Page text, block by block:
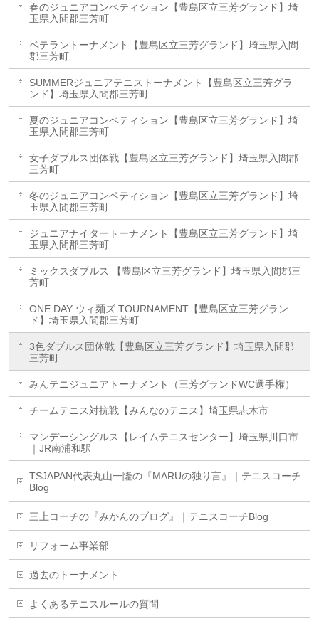
春のジュニアコンペティション【豊島区立三芳グランド】埼
玉県入間郡三芳町
ベテラントーナメント【豊島区立三芳グランド】埼玉県入間
郡三芳町
SUMMERジュニアテニストーナメント【豊島区立三芳グラ
ンド】埼玉県入間郡三芳町
夏のジュニアコンペティション【豊島区立三芳グランド】埼
玉県入間郡三芳町
女子ダブルス団体戦【豊島区立三芳グランド】埼玉県入間郡
三芳町
冬のジュニアコンペティション【豊島区立三芳グランド】埼
玉県入間郡三芳町
ジュニアナイタートーナメント【豊島区立三芳グランド】埼
玉県入間郡三芳町
ミックスダブルス 【豊島区立三芳グランド】埼玉県入間郡三
芳町
ONE DAY ウィ麺ズ TOURNAMENT【豊島区立三芳グラン
ド】埼玉県入間郡三芳町
3色ダブルス団体戦【豊島区立三芳グランド】埼玉県入間郡
三芳町
みんテニジュニアトーナメント（三芳グランドWC選手権）
チームテニス対抗戦【みんなのテニス】埼玉県志木市
マンデーシングルス【レイムテニスセンター】埼玉県川口市
｜JR南浦和駅
TSJAPAN代表丸山一隆の『MARUの独り言』｜テニスコーチ
Blog
三上コーチの『みかんのブログ』｜テニスコーチBlog
リフォーム事業部
過去のトーナメント
よくあるテニスルールの質問